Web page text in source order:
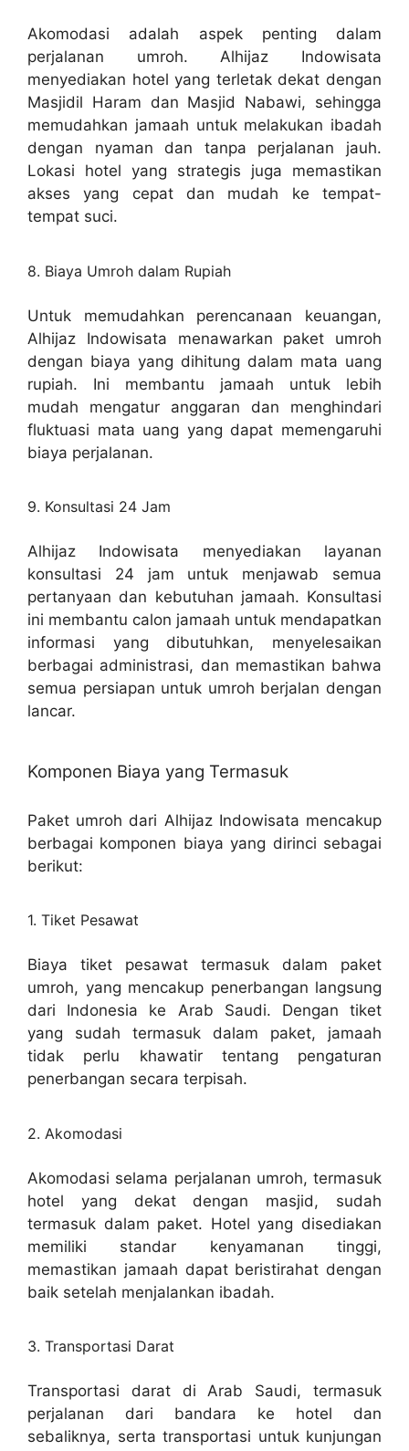
Akomodasi adalah aspek penting dalam
perjalanan umroh. Alhijaz Indowisata
menyediakan hotel yang terletak dekat dengan
Masjidil Haram dan Masjid Nabawi, sehingga
memudahkan jamaah untuk melakukan ibadah
dengan nyaman dan tanpa perjalanan jauh.
Lokasi hotel yang strategis juga memastikan
akses yang cepat dan mudah ke tempat-
tempat suci.
8. Biaya Umroh dalam Rupiah
Untuk memudahkan perencanaan keuangan,
Alhijaz Indowisata menawarkan paket umroh
dengan biaya yang dihitung dalam mata uang
rupiah. Ini membantu jamaah untuk lebih
mudah mengatur anggaran dan menghindari
fluktuasi mata uang yang dapat memengaruhi
biaya perjalanan.
9. Konsultasi 24 Jam
Alhijaz Indowisata menyediakan layanan
konsultasi 24 jam untuk menjawab semua
pertanyaan dan kebutuhan jamaah. Konsultasi
ini membantu calon jamaah untuk mendapatkan
informasi yang dibutuhkan, menyelesaikan
berbagai administrasi, dan memastikan bahwa
semua persiapan untuk umroh berjalan dengan
lancar.
Komponen Biaya yang Termasuk
Paket umroh dari Alhijaz Indowisata mencakup
berbagai komponen biaya yang dirinci sebagai
berikut:
1. Tiket Pesawat
Biaya tiket pesawat termasuk dalam paket
umroh, yang mencakup penerbangan langsung
dari Indonesia ke Arab Saudi. Dengan tiket
yang sudah termasuk dalam paket, jamaah
tidak perlu khawatir tentang pengaturan
penerbangan secara terpisah.
2. Akomodasi
Akomodasi selama perjalanan umroh, termasuk
hotel yang dekat dengan masjid, sudah
termasuk dalam paket. Hotel yang disediakan
memiliki standar kenyamanan tinggi,
memastikan jamaah dapat beristirahat dengan
baik setelah menjalankan ibadah.
3. Transportasi Darat
Transportasi darat di Arab Saudi, termasuk
perjalanan dari bandara ke hotel dan
sebaliknya, serta transportasi untuk kunjungan